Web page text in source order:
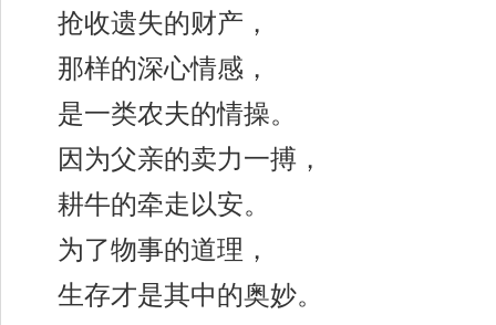
抢收遗失的财产，
那样的深心情感，
是一类农夫的情操。
因为父亲的卖力一搏，
耕牛的牵走以安。
为了物事的道理，
生存才是其中的奥妙。